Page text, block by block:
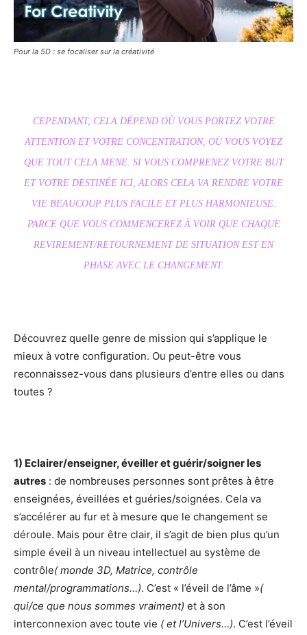
Pour la 5D : se focaliser sur la créativité
CEPENDANT, CELA DÉPEND OÙ VOUS PORTEZ VOTRE
ATTENTION ET VOTRE CONCENTRATION, OÙ VOUS VOYEZ
QUE TOUT CELA MENE. SI VOUS COMPRENEZ VOTRE BUT
ET VOTRE DESTINÉE ICI, ALORS CELA VA RENDRE VOTRE
VIE BEAUCOUP PLUS FACILE ET PLUS HARMONIEUSE.
PARCE QUE VOUS COMMENCEREZ À VOIR QUE CHAQUE
REVIREMENT/RETOURNEMENT DE SITUATION EST EN
PHASE AVEC LE CHANGEMENT.
Découvrez quelle genre de mission qui s’applique le
mieux à votre configuration. Ou peut-être vous
reconnaissez-vous dans plusieurs d’entre elles ou dans
toutes ?
1) Eclairer/enseigner, éveiller et guérir/soigner les
autres : de nombreuses personnes sont prêtes à être
enseignées, éveillées et guéries/soignées. Cela va
s’accélérer au fur et à mesure que le changement se
déroule. Mais pour être clair, il s’agit de bien plus qu’un
simple éveil à un niveau intellectuel au système de
contrôle( monde 3D, Matrice, contrôle
mental/programmations…). C’est « l’éveil de l’âme »(
qui/ce que nous sommes vraiment) et à son
interconnexion avec toute vie ( et l’Univers…). C’est l’éveil